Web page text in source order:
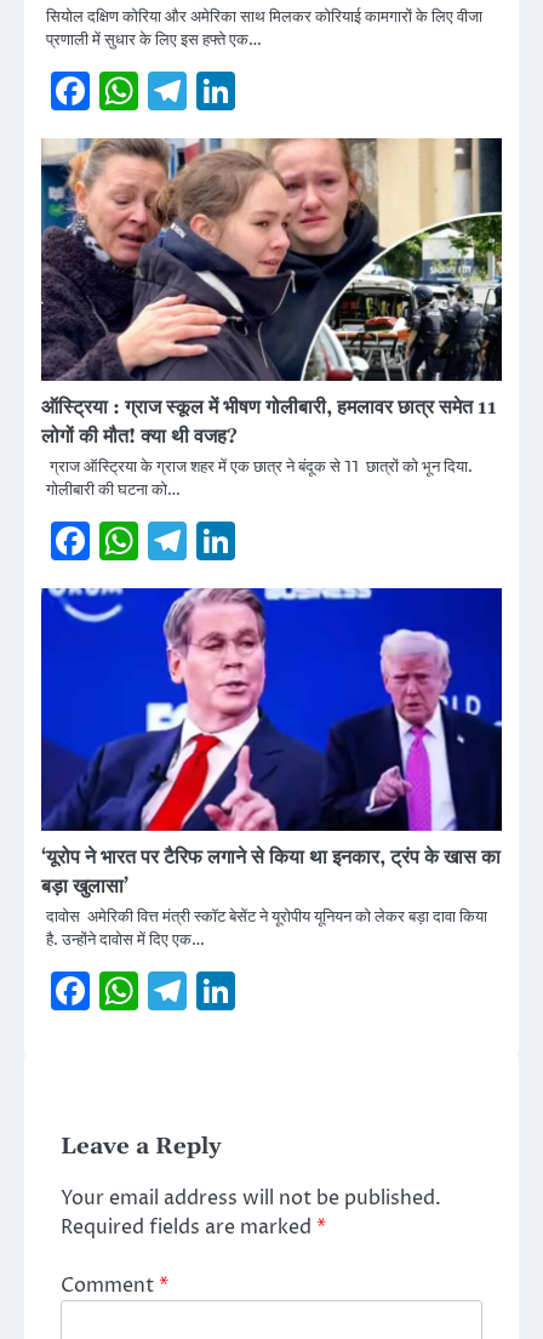
सियोल दक्षिण कोरिया और अमेरिका साथ मिलकर कोरियाई कामगारों के लिए वीजा
प्रणाली में सुधार के लिए इस हफ्ते एक…
Facebook
WhatsApp
Telegram
ऑस्ट्रिया : ग्राज स्कूल में भीषण गोलीबारी, हमलावर छात्र समेत 11
लोगों की मौत! क्या थी वजह?
ग्राज ऑस्ट्रिया के ग्राज शहर में एक छात्र ने बंदूक से 11 छात्रों को भून दिया.
गोलीबारी की घटना को…
Facebook
WhatsApp
Telegram
‘यूरोप ने भारत पर टैरिफ लगाने से किया था इनकार, ट्रंप के खास का
बड़ा खुलासा’
दावोस अमेरिकी वित्त मंत्री स्‍कॉट बेसेंट ने यूरोपीय यूनियन को लेकर बड़ा दावा किया
है. उन्‍होंने दावोस में दिए एक…
Facebook
WhatsApp
Telegram
Leave a Reply
Your email address will not be published.
Required fields are marked *
Comment*